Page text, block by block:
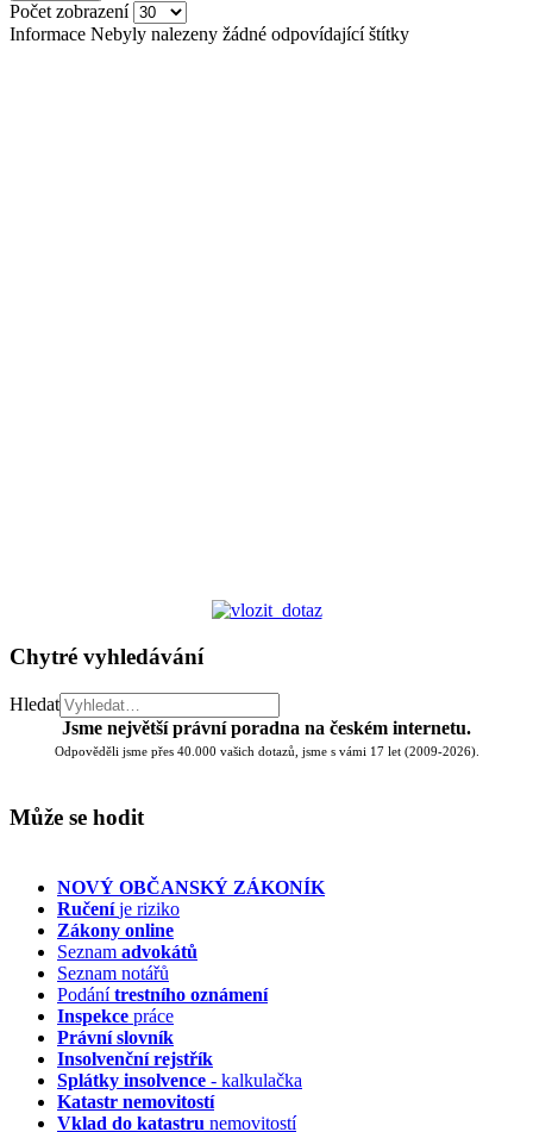
Počet zobrazení
Informace Nebyly nalezeny žádné odpovídající štítky
Chytré vyhledávání
Hledat
Jsme největší právní poradna na českém internetu.
Odpověděli jsme přes 40.000 vašich dotazů, jsme s vámi 17 let (2009-2026).
Může se hodit
NOVÝ OBČANSKÝ ZÁKONÍK
Ručeníje riziko
Zákony online
Seznam advokátů
Seznam notářů
Podánítrestního oznámení
Inspekce práce
Právní slovník
Insolvenčnírejstřík
Splátky insolvence - kalkulačka
Katastr nemovitostí
Vklad do katastru nemovitostí